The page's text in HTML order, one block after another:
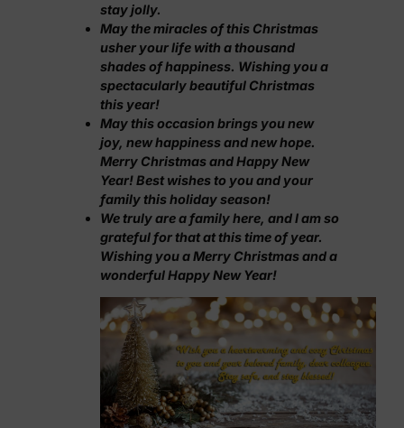
stay jolly.
May the miracles of this Christmas
usher your life with a thousand
shades of happiness. Wishing you a
spectacularly beautiful Christmas
this year!
May this occasion brings you new
joy, new happiness and new hope.
Merry Christmas and Happy New
Year! Best wishes to you and your
family this holiday season!
We truly are a family here, and I am so
grateful for that at this time of year.
Wishing you a Merry Christmas and a
wonderful Happy New Year!